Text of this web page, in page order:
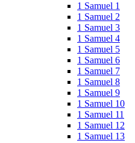
1 Samuel 1
1 Samuel 2
1 Samuel 3
1 Samuel 4
1 Samuel 5
1 Samuel 6
1 Samuel 7
1 Samuel 8
1 Samuel 9
1 Samuel 10
1 Samuel 11
1 Samuel 12
1 Samuel 13